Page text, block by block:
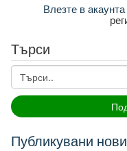
Влезте в
Търси
Публикувани